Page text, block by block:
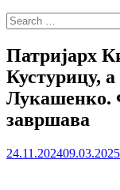
Search
for:
Патријарх
Кустурицу,
Лукашенко.
завршава
24.11.202409.03.2025